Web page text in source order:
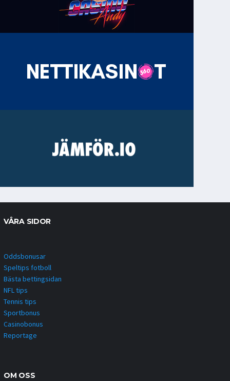
VÅRA SIDOR
Oddsbonusar
Speltips fotboll
Bästa bettingsidan
NFL tips
Tennis tips
Sportbonus
Casinobonus
Reportage
OM OSS